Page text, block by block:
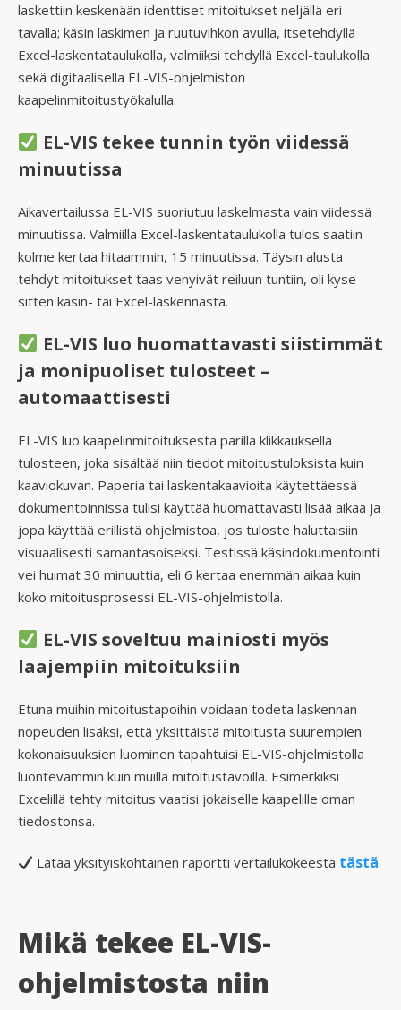
laskettiin keskenään identtiset mitoitukset neljällä eri
tavalla; käsin laskimen ja ruutuvihkon avulla, itsetehdyllä
Excel-laskentataulukolla, valmiiksi tehdyllä Excel-taulukolla
sekä digitaalisella EL-VIS-ohjelmiston
kaapelinmitoitustyökalulla.
EL-VIS tekee tunnin työn viidessä
minuutissa
Aikavertailussa EL-VIS suoriutuu laskelmasta vain viidessä
minuutissa. Valmiilla Excel-laskentataulukolla tulos saatiin
kolme kertaa hitaammin, 15 minuutissa. Täysin alusta
tehdyt mitoitukset taas venyivät reiluun tuntiin, oli kyse
sitten käsin- tai Excel-laskennasta.
EL-VIS luo huomattavasti siistimmät
ja monipuoliset tulosteet –
automaattisesti
EL-VIS luo kaapelinmitoituksesta parilla klikkauksella
tulosteen, joka sisältää niin tiedot mitoitustuloksista kuin
kaaviokuvan. Paperia tai laskentakaavioita käytettäessä
dokumentoinnissa tulisi käyttää huomattavasti lisää aikaa ja
jopa käyttää erillistä ohjelmistoa, jos tuloste haluttaisiin
visuaalisesti samantasoiseksi. Testissä käsindokumentointi
vei huimat 30 minuuttia, eli 6 kertaa enemmän aikaa kuin
koko mitoitusprosessi EL-VIS-ohjelmistolla.
EL-VIS soveltuu mainiosti myös
laajempiin mitoituksiin
Etuna muihin mitoitustapoihin voidaan todeta laskennan
nopeuden lisäksi, että yksittäistä mitoitusta suurempien
kokonaisuuksien luominen tapahtuisi EL-VIS-ohjelmistolla
luontevammin kuin muilla mitoitustavoilla. Esimerkiksi
Excelillä tehty mitoitus vaatisi jokaiselle kaapelille oman
tiedostonsa.
Lataa yksityiskohtainen raportti vertailukokeesta tästä
Mikä tekee EL-VIS-
ohjelmistosta niin